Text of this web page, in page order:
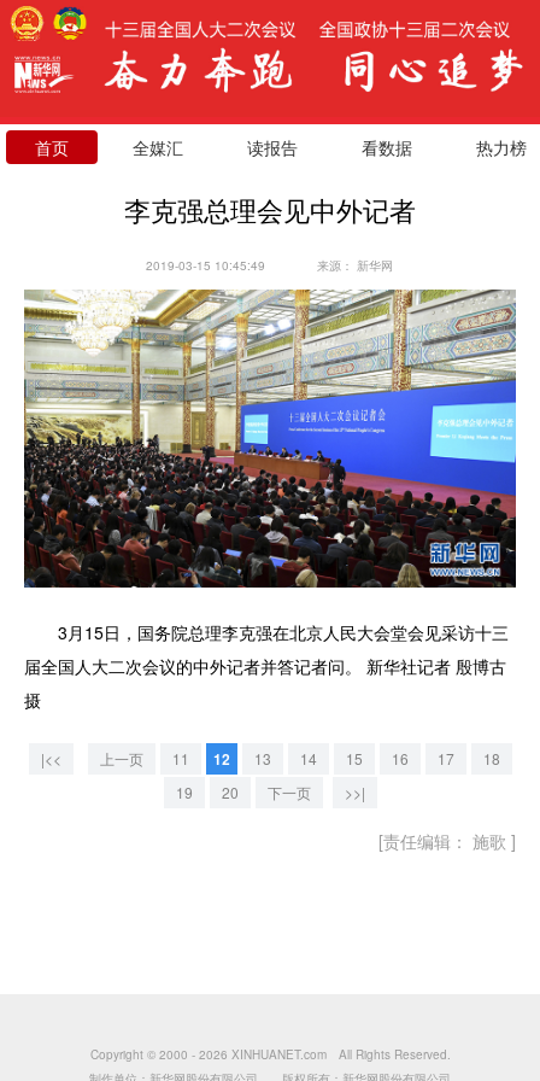
首页 全媒汇 读报告 看数据 热力榜
李克强总理会见中外记者
2019-03-15 10:45:49 来源：新华网
3月15日，国务院总理李克强在北京人民大会堂会见采访十三
届全国人大二次会议的中外记者并答记者问。 新华社记者 殷博古
摄
|<< 上一页 11 12 13 14 15 16 17
18
19
20 下一页 >>|
[责任编辑： 施歌 ]
Copyright © 2000 - 2026 XINHUANET.com All Rights Reserved.